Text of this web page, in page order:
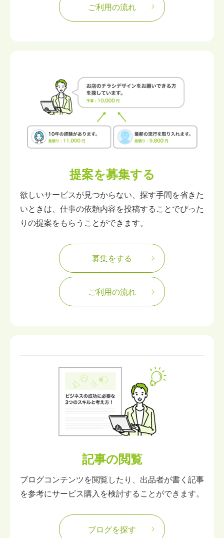
ご利用の流れ
提案を募集する
欲しいサービスが見つからない、探す手間を省きた
いときは、仕事の依頼内容を投稿することでぴった
りの提案をもらうことができます。
募集をする
ご利用の流れ
記事の閲覧
ブログコンテンツを閲覧したり、出品者が書く記事
を参考にサービス購入を検討することができます。
ブログを探す